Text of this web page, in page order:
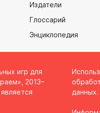
Издатели
Глоссарий
Энциклопедия
игр для
2013–
данных.